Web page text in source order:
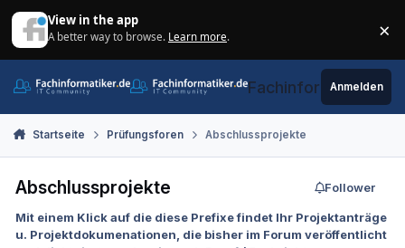
View in the app
A better way to browse. Learn more. ×
Fachinformatiker.de
Anmelden
Startseite Prüfungsforen Abschlussprojekte
Abschlussprojekte Follower
Mit einem Klick auf die diese Prefixe findet Ihr Projektanträge
u. Projektdokumenationen, die bisher im Forum veröffentlicht